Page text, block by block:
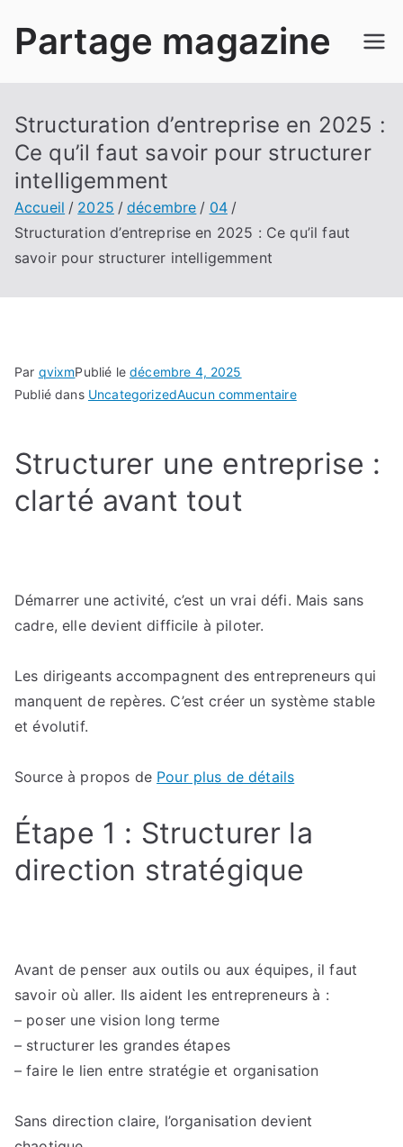
Partage magazine
Structuration d’entreprise en 2025 :
Ce qu’il faut savoir pour structurer
intelligemment
Accueil 2025 décembre
04
Structuration d’entreprise en 2025 : Ce qu’il faut
savoir pour structurer intelligemment
Par qvixmPublié ledécembre 4, 2025
Publié dans UncategorizedAucun commentairesur
en
2025
savoir
Structurer une entreprise :
clarté avant tout
Démarrer une activité, c’est un vrai défi. Mais sans
cadre, elle devient difficile à piloter.
Les dirigeants accompagnent des entrepreneurs qui
manquent de repères. C’est créer un système stable
et évolutif.
Source à propos de Pour plus de détails
Étape 1 : Structurer la
direction stratégique
Avant de penser aux outils ou aux équipes, il faut
savoir où aller. Ils aident les entrepreneurs à :
– poser une vision long terme
– structurer les grandes étapes
– faire le lien entre stratégie et organisation
Sans direction claire, l’organisation devient